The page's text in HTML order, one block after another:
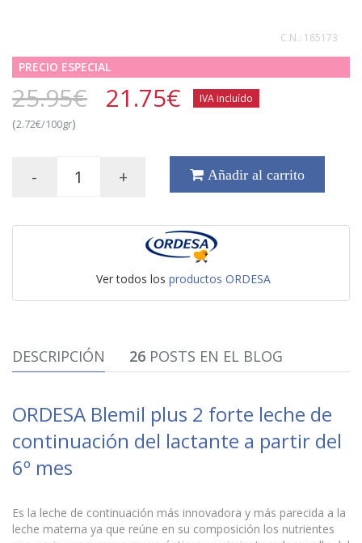
C.N.: 185173
PRECIO ESPECIAL
25.95€ 21.75€ IVA incluído
(2.72€/100gr)
- + Añadir al carrito
Ver todos los productos ORDESA
DESCRIPCIÓN 26 POSTS EN EL BLOG
ORDESA Blemil plus 2 forte leche de
continuación del lactante a partir del
6º mes
Es la leche de continuación más innovadora y más parecida a la
leche materna ya que reúne en su composición los nutrientes